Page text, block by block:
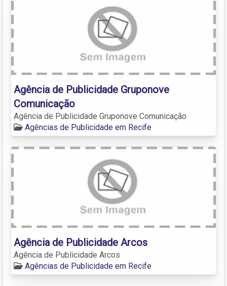
Agência de Publicidade Gruponove
Comunicação
Agência de Publicidade Gruponove Comunicação
Agências de Publicidade em Recife
Agência de Publicidade Arcos
Agência de Publicidade Arcos
Agências de Publicidade em Recife